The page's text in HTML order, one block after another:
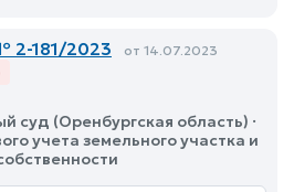
2-181/2023 от 14.07.2023
суд (Оренбургская область) ·
учета земельного участка и